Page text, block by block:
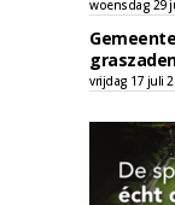
woensdag 29
vrijdag 17 juli